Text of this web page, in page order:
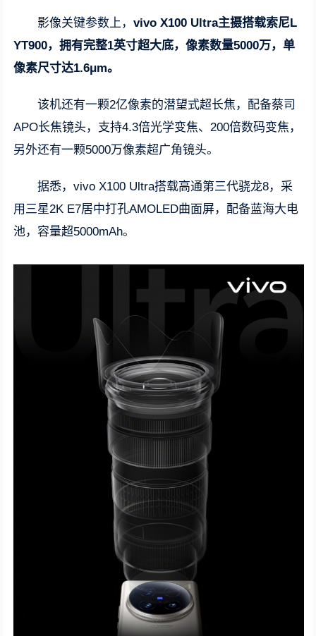
影像关键参数上，vivo X100 Ultra主摄搭载索尼L
YT900，拥有完整1英寸超大底，像素数量5000万，单
像素尺寸达1.6μm。
该机还有一颗2亿像素的潜望式超长焦，配备蔡司
APO长焦镜头，支持4.3倍光学变焦、200倍数码变焦，
另外还有一颗5000万像素超广角镜头。
据悉，vivo X100 Ultra搭载高通第三代骁龙8，采
用三星2K E7居中打孔AMOLED曲面屏，配备蓝海大电
池，容量超5000mAh。